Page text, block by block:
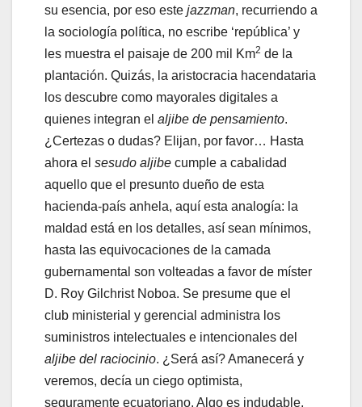
su esencia, por eso este jazzman, recurriendo a
la sociología política, no escribe ‘república’ y
les muestra el paisaje de 200 mil Km2 de la
plantación. Quizás, la aristocracia hacendataria
los descubre como mayorales digitales a
quienes integran el aljibe de pensamiento.
¿Certezas o dudas? Elijan, por favor… Hasta
ahora el sesudo aljibe cumple a cabalidad
aquello que el presunto dueño de esta
hacienda-país anhela, aquí esta analogía: la
maldad está en los detalles, así sean mínimos,
hasta las equivocaciones de la camada
gubernamental son volteadas a favor de míster
D. Roy Gilchrist Noboa. Se presume que el
club ministerial y gerencial administra los
suministros intelectuales e intencionales del
aljibe del raciocinio. ¿Será así? Amanecerá y
veremos, decía un ciego optimista,
seguramente ecuatoriano. Algo es indudable,